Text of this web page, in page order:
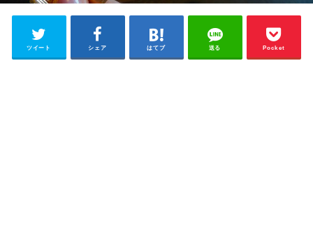
ツイート シェア はてブ 送る Pocket